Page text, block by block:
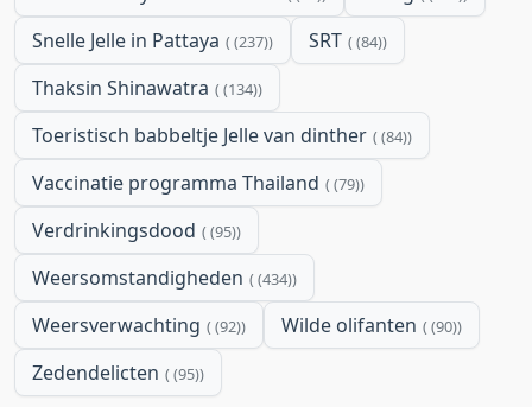
Snelle Jelle in Pattaya (237) SRT (84)
Thaksin Shinawatra (134)
Toeristisch babbeltje Jelle van dinther (84)
Vaccinatie programma Thailand (79)
Verdrinkingsdood (95)
Weersomstandigheden (434)
Weersverwachting (92) Wilde olifanten (90)
Zedendelicten (95)